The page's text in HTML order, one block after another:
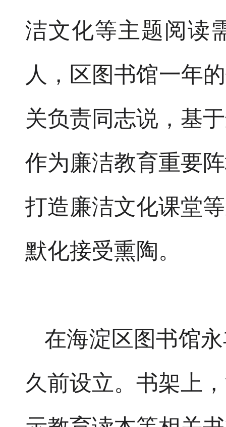
洁文化等主题阅读
人，区图书馆一年
关负责同志说，基
作为廉洁教育重要
打造廉洁文化课堂
默化接受熏陶。
在海淀区图书馆
久前设立。书架上